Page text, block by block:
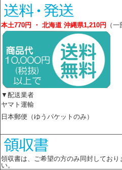
本土770円 ・ 北海道 沖縄県1,210円 （
▼配送業者
ヤマト運輸
日本郵便（ゆうパケットのみ）
領収書は、ご希望の方のみ同封してお
い。